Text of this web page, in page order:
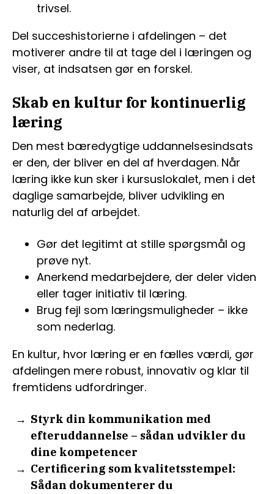
trivsel.
Del succeshistorierne i afdelingen – det
motiverer andre til at tage del i læringen og
viser, at indsatsen gør en forskel.
Skab en kultur for kontinuerlig
læring
Den mest bæredygtige uddannelsesindsats
er den, der bliver en del af hverdagen. Når
læring ikke kun sker i kursuslokalet, men i det
daglige samarbejde, bliver udvikling en
naturlig del af arbejdet.
Gør det legitimt at stille spørgsmål og
prøve nyt.
Anerkend medarbejdere, der deler viden
eller tager initiativ til læring.
Brug fejl som læringsmuligheder – ikke
som nederlag.
En kultur, hvor læring er en fælles værdi, gør
afdelingen mere robust, innovativ og klar til
fremtidens udfordringer.
Styrk din kommunikation med
efteruddannelse – sådan udvikler du
dine kompetencer
Certificering som kvalitetsstempel:
Sådan dokumenterer du